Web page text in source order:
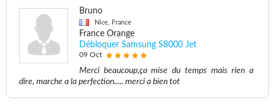
Bruno
Nice, France
France Orange
Débloquer Samsung S8000 Jet
09 Oct
Merci beaucoup,ça mise du temps mais rien a
dire, marche a la perfection..... merci a bien tot